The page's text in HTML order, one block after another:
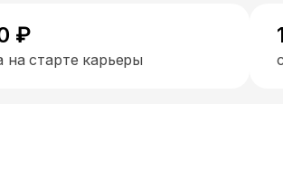
₽
на старте карьеры